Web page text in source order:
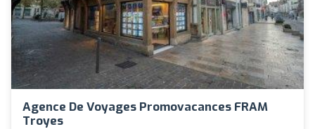
Agence De Voyages Promovacances FRAM
Troyes